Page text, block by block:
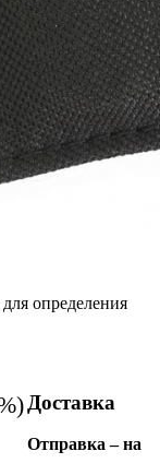
определения
Доставка
Отправка – на